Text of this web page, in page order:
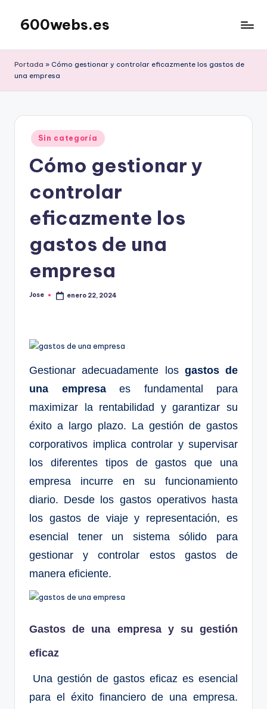
Saltar
contenido
600webs.es
Portada » Cómo gestionar y controlar eficazmente los gastos de
una empresa
Publicado
en
Sin categoría
Cómo gestionar y
controlar
eficazmente los
gastos de una
empresa
Publicado
Jose enero 22, 2024
Gestionar adecuadamente los gastos de
una empresaes fundamental para
maximizar la rentabilidad y garantizar su
éxito a largo plazo. La gestión de gastos
corporativos implica controlar y supervisar
los diferentes tipos de gastos que una
empresa incurre en su funcionamiento
diario. Desde los gastos operativos hasta
los gastos de viaje y representación, es
esencial tener un sistema sólido para
gestionar y controlar estos gastos de
manera eficiente.
Gastos de una empresa y su gestión
eficaz
Una gestión de gastos eficaz es esencial
para el éxito financiero de una empresa.